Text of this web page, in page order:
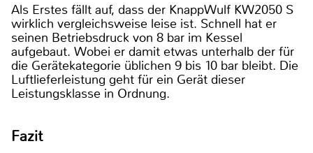
Als Erstes fällt auf, dass der KnappWulf KW2050 S
wirklich vergleichsweise leise ist. Schnell hat er
seinen Betriebsdruck von 8 bar im Kessel
aufgebaut. Wobei er damit etwas unterhalb der für
die Gerätekategorie üblichen 9 bis 10 bar bleibt. Die
Luftlieferleistung geht für ein Gerät dieser
Leistungsklasse in Ordnung.
Fazit